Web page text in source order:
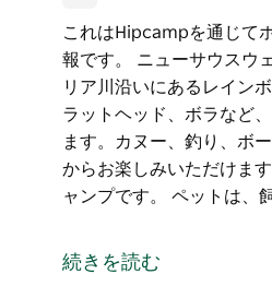
これはHipcampを通じて
報です。 ニューサウスウ
リア川沿いにあるレイン
ラットヘッド、ボラなど
ます。カヌー、釣り、ボ
からお楽しみいただけま
ャンプです。 ペットは、
報です。
続きを読む